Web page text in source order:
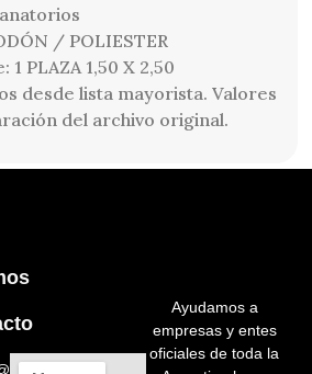
/ POLIESTER
PLAZA 1,50 X 2,50
desde lista mayorista. Valores
del archivo original.
Ayudamos a
empresas y entes
oficiales de toda la